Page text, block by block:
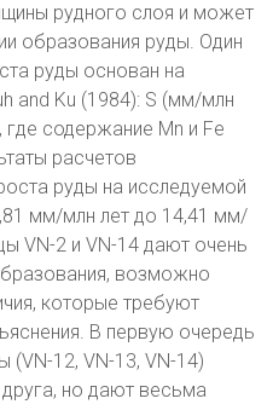
рудного слоя и может
образования руды. Один
руды основан на
and Ku (1984): S (мм/млн
где содержание Mn и Fe
расчетов
руды на исследуемой
мм/млн лет до 14,41 мм/
VN-2 и VN-14 дают очень
возможно
которые требуют
В первую очередь
(VN-12, VN-13, VN-14)
но дают весьма